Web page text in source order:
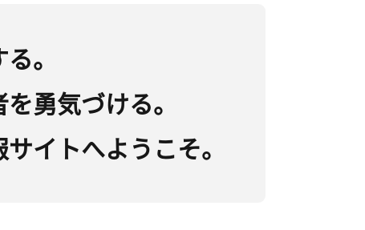
。
勇気づける。
イトへようこそ。